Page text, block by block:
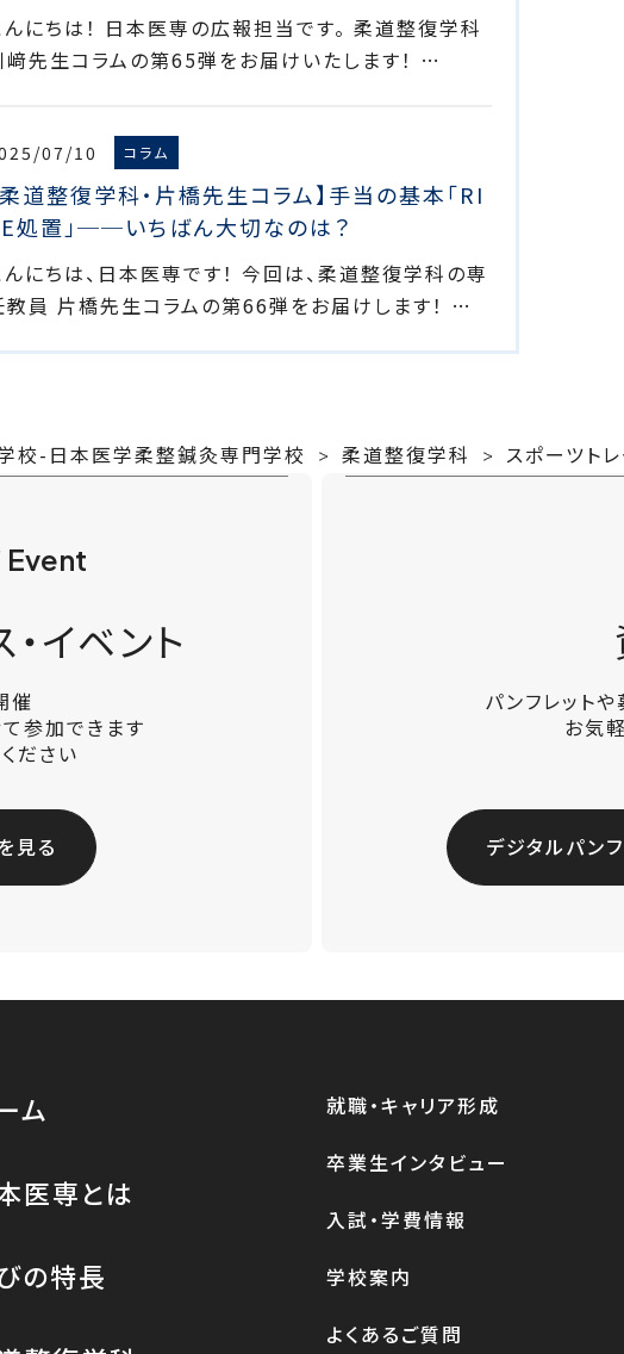
んにちは！ 日本医専の広報担当です。 柔道整復学科
﨑先生コラムの第65弾をお届けいたします！ …
07/10 コラム
柔道整復学科・片橋先生コラム】手当の基本「RI
処置」──いちばん大切なのは？
んにちは、日本医専です！ 今回は、柔道整復学科の専
教員 片橋先生コラムの第66弾をお届けします！ …
校-日本医学柔整鍼灸専門学校 柔道整復学科 スポーツト
イベント
催
参加できます
ださい
見る
パンフレット
お気
デジタルパン
ム
医専とは
の特長
就職・キャリア形成
卒業生インタビュー
入試・学費情報
学校案内
よくあるご質問